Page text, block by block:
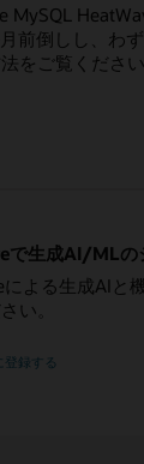
MySQL
前倒しし、わ
をご覧ください
で生成AI/MLの
よる生成AIと
い。
録する